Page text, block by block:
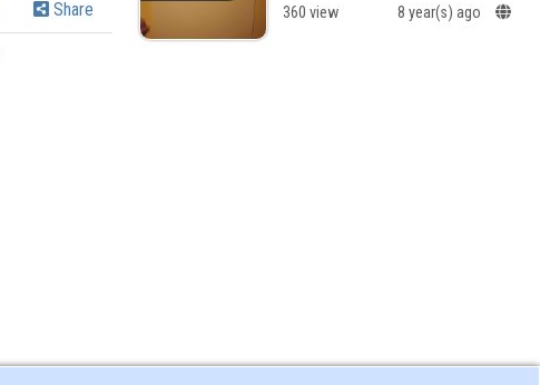
Share 360 view 8 year(s) ago